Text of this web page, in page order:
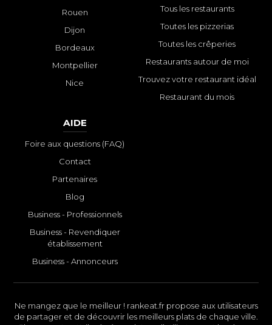
Rouen
Dijon
Bordeaux
Montpellier
Nice
Tous les restaurants
Toutes les pizzerias
Toutes les crêperies
Restaurants autour de moi
Trouvez votre restaurant idéal
Restaurant du mois
AIDE
Foire aux questions (FAQ)
Contact
Partenaires
Blog
Business - Professionnels
Business - Revendiquer
établissement
Business - Annonceurs
Ne mangez que le meilleur ! rankeat.fr propose aux utilisateurs
de partager et de découvrir les meilleurs plats de chaque ville.